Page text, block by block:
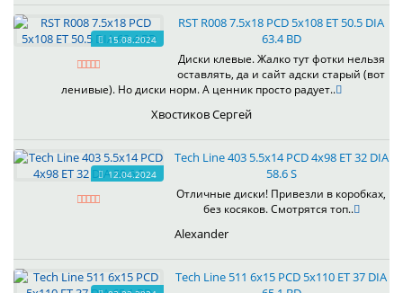
15.08.2024
RST R008 7.5x18 PCD 5x108 ET 50.5 DIA
63.4 BD
Диски клевые. Жалко тут фотки нельзя
оставлять, да и сайт адски старый (вот
ленивые). Но диски норм. А ценник просто радует..
Хвостиков Сергей
12.04.2024
Tech Line 403 5.5x14 PCD 4x98 ET 32 DIA
58.6 S
Отличные диски! Привезли в коробках,
без косяков. Смотрятся топ..
Alexander
Tech Line 511 6x15 PCD 5x110 ET 37 DIA